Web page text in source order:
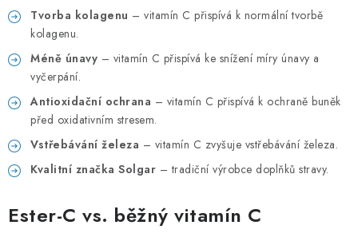
Tvorba kolagenu – vitamín C přispívá k normální tvorbě
kolagenu.
Méně únavy – vitamín C přispívá ke snížení míry únavy a
vyčerpání.
Antioxidační ochrana – vitamín C přispívá k ochraně buněk
před oxidativním stresem.
Vstřebávání železa – vitamín C zvyšuje vstřebávání železa.
Kvalitní značka Solgar – tradiční výrobce doplňků stravy.
Ester-C vs. běžný vitamín C